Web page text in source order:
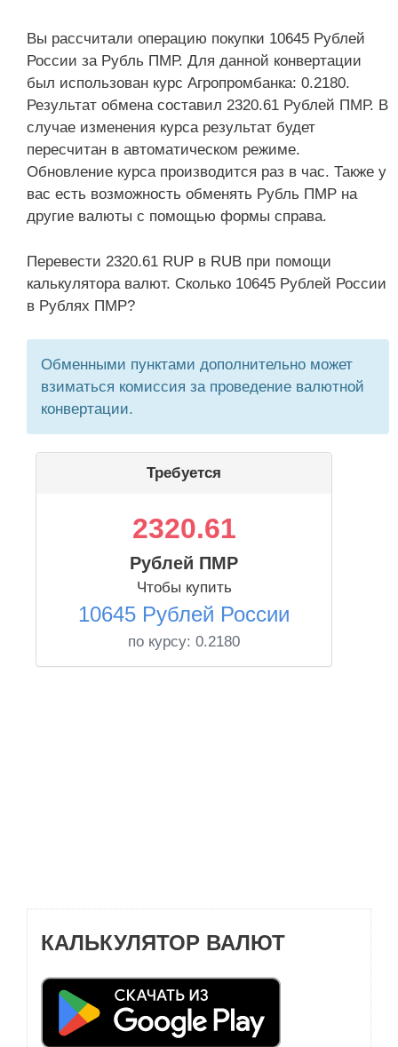
Вы рассчитали операцию покупки 10645 Рублей
России за Рубль ПМР. Для данной конвертации
был использован курс Агропромбанка: 0.2180.
Результат обмена составил 2320.61 Рублей ПМР. В
случае изменения курса результат будет
пересчитан в автоматическом режиме.
Обновление курса производится раз в час. Также у
вас есть возможность обменять Рубль ПМР на
другие валюты с помощью формы справа.
Перевести 2320.61 RUP в RUB при помощи
калькулятора валют. Сколько 10645 Рублей России
в Рублях ПМР?
Обменными пунктами дополнительно может
взиматься комиссия за проведение валютной
конвертации.
Требуется
2320.61
Рублей ПМР
Чтобы купить
10645 Рублей России
по курсу: 0.2180
КАЛЬКУЛЯТОР ВАЛЮТ